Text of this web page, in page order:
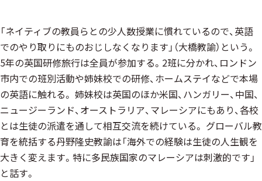
「ネイティブの教員らとの少人数授業に慣れているので、英語
でのやり取りにものおじしなくなります」（大橋教諭）という。
5年の英国研修旅行は全員が参加する。2班に分かれ、ロンドン
市内での班別活動や姉妹校での研修、ホームステイなどで本場
の英語に触れる。 姉妹校は英国のほか米国、ハンガリー、中国、
ニュージーランド、オーストラリア、マレーシアにもあり、各校
とは生徒の派遣を通して相互交流を続けている。 グローバル教
育を統括する丹野隆史教諭は「海外での経験は生徒の人生観を
大きく変えます。特に多民族国家のマレーシアは刺激的です」
と話す。